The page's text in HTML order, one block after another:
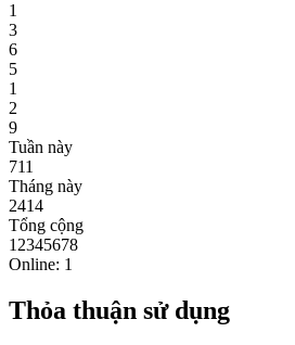
1
3
6
5
1
2
9
Tuần này
711
Tháng này
2414
Tổng cộng
12345678
Online: 1
Thỏa thuận sử dụng